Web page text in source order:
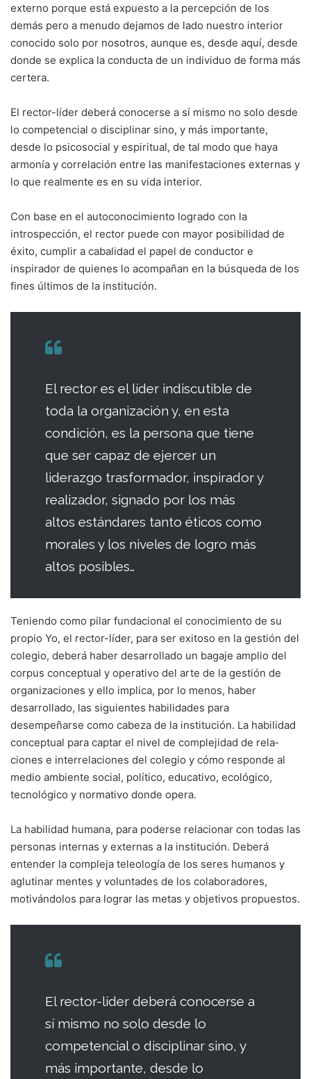
externo porque está ex­puesto a la percepción de los
demás pero a menudo dejamos de lado nuestro interior
conocido solo por nosotros, aunque es, desde aquí, desde
donde se explica la conducta de un individuo de forma más
certera.
El rector-líder deberá conocerse a sí mismo no solo desde
lo competencial o disciplinar sino, y más importante,
desde lo psicosocial y espi­ritual, de tal modo que haya
armonía y corre­lación entre las manifestaciones externas y
lo que realmente es en su vida interior.
Con base en el autoconocimiento logrado con la
introspección, el rector puede con mayor posibilidad de
éxito, cumplir a cabalidad el papel de conductor e
inspirador de quienes lo acompañan en la búsqueda de los
fines últi­mos de la institución.
El rector es el líder indiscutible de
toda la organización y, en esta
condición, es la persona que tiene
que ser capaz de ejercer un
liderazgo trasformador, inspirador y
realizador, signado por los más
altos estándares tanto éticos como
morales y los niveles de logro más
altos posibles…
Teniendo como pilar fundacional el conoci­miento de su
propio Yo, el rector-líder, para ser exitoso en la gestión del
colegio, deberá haber desarrollado un bagaje amplio del
corpus conceptual y operativo del arte de la gestión de
organizaciones y ello implica, por lo menos, haber
desarrollado, las siguientes habilidades para
desempeñarse como cabeza de la institución. La habilidad
conceptual para captar el nivel de complejidad de rela­
ciones e interrelaciones del colegio y cómo responde al
medio ambiente social, político, educativo, ecológico,
tecnológico y norma­tivo donde opera.
La habilidad humana, para poderse relacionar con todas las
personas internas y externas a la institución. Deberá
entender la compleja teleo­logía de los seres humanos y
aglutinar mentes y voluntades de los colaboradores,
motivándolos para lograr las metas y objetivos propuestos.
El rector-líder deberá conocerse a
sí mismo no solo desde lo
competencial o disciplinar sino, y
más importante, desde lo